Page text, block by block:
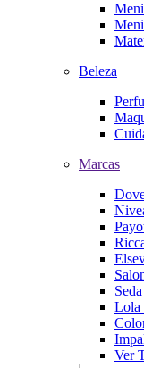
Beleza
Marcas
Seda
Lola
Ver